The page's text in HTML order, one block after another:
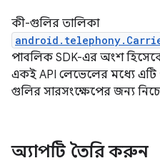
কী-গুলির তালিকা
পাবলিক SDK-এর অংশ
একই API লেভেলের মধ্যে এটি
গুলির সারসংক্ষেপের জন্য
অ্যাপটি তৈরি করুন